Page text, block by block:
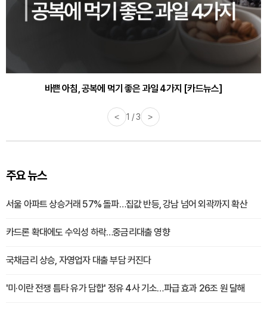
바쁜 아침, 공복에 먹기 좋은 과일 4가지 [카드뉴스]
30대부터 유병률 2배...여자에게 꼭 필요한 검사는? [카드뉴스]
< 1 / 3 >
주요 뉴스
서울 아파트 상승거래 57% 돌파…집값 반등, 강남 넘어 외곽까지 확산
카드론 확대에도 수익성 하락…중금리대출 영향
국채금리 상승, 자영업자 대출 부담 커진다
'미·이란 전쟁 틈타 유가 담합' 정유 4사 기소…파급 효과 26조 원 달해